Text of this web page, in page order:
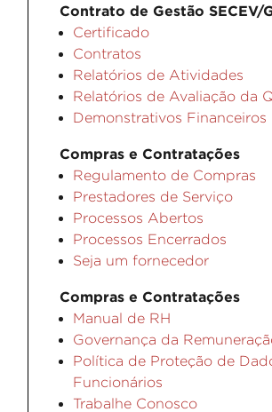
Contrato de Gestão SECEV/
Certificado
Contratos
Relatórios de Atividades
Relatórios de Avaliação da
Demonstrativos Financeiros
Compras e Contratações
Regulamento de Compras
Prestadores de Serviço
Processos Abertos
Processos Encerrados
Seja um fornecedor
Compras e Contratações
Manual de RH
Governança da
Política de Proteção de
Funcionários
Trabalhe Conosco